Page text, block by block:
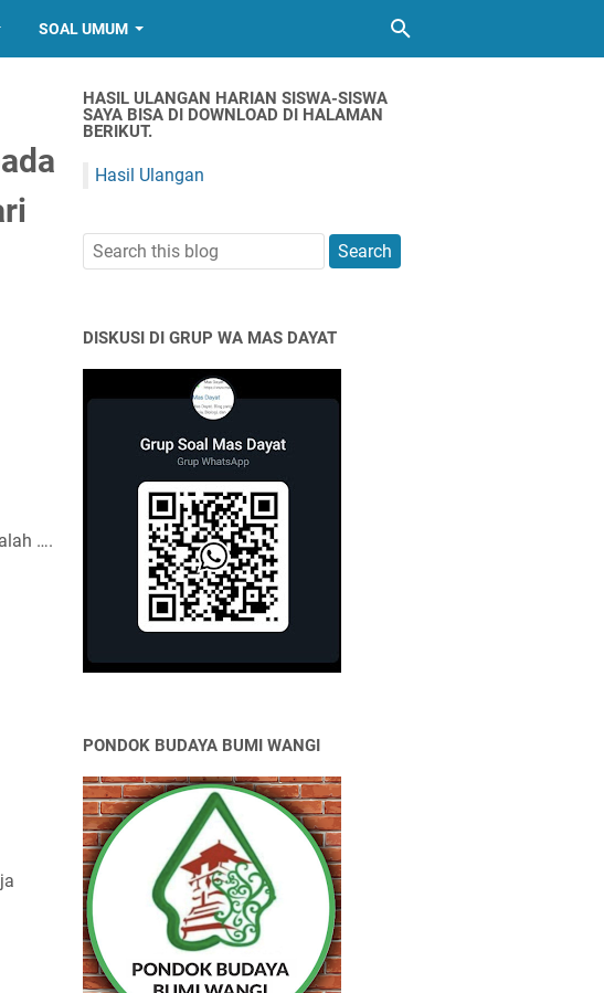
SOAL UMUM
….
HASIL ULANGAN HARIAN SISWA-SISWA
SAYA BISA DI DOWNLOAD DI HALAMAN
BERIKUT.
Hasil Ulangan
DISKUSI DI GRUP WA MAS DAYAT
PONDOK BUDAYA BUMI WANGI